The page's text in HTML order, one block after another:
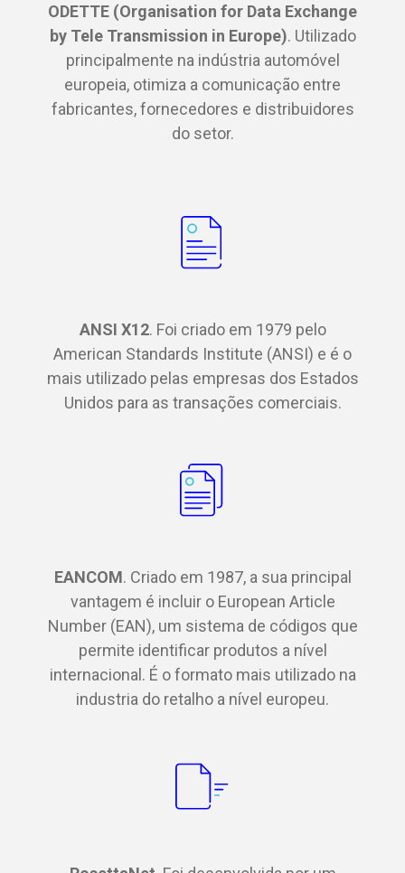
ODETTE (Organisation for Data Exchange
by Tele Transmission in Europe). Utilizado
principalmente na indústria automóvel
europeia, otimiza a comunicação entre
fabricantes, fornecedores e distribuidores
do setor.
ANSI X12. Foi criado em 1979 pelo
American Standards Institute (ANSI) e é o
mais utilizado pelas empresas dos Estados
Unidos para as transações comerciais.
EANCOM. Criado em 1987, a sua principal
vantagem é incluir o European Article
Number (EAN), um sistema de códigos que
permite identificar produtos a nível
internacional. É o formato mais utilizado na
industria do retalho a nível europeu.